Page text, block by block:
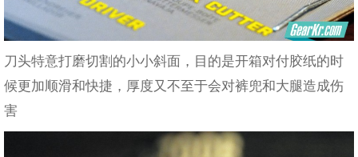
刀头特意打磨切割的小小斜面，目的是开箱对付胶纸的时
候更加顺滑和快捷，厚度又不至于会对裤兜和大腿造成伤
害